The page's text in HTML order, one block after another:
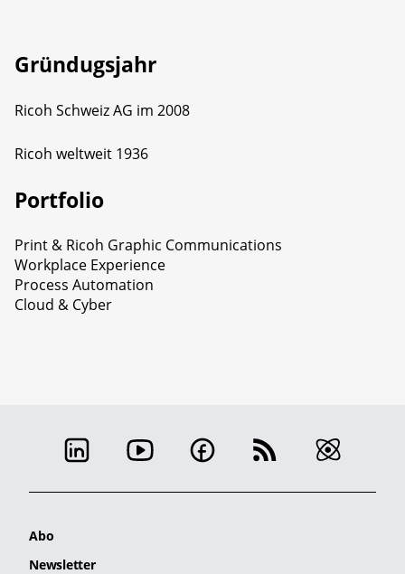
Gründugsjahr
Ricoh Schweiz AG im 2008
Ricoh weltweit 1936
Portfolio
Print & Ricoh Graphic Communications
Workplace Experience
Process Automation
Cloud & Cyber
Abo
Newsletter